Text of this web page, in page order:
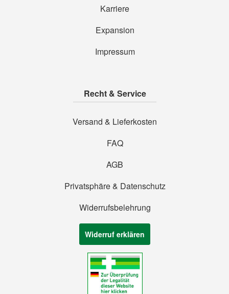
Karriere
Expansion
Impressum
Recht & Service
Versand & Lieferkosten
FAQ
AGB
Privatsphäre & Datenschutz
Widerrufsbelehrung
Widerruf erklären